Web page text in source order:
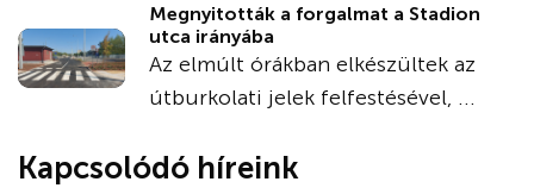
Megnyitották a forgalmat a Stadion
utca irányába
Az elmúlt órákban elkészültek az
útburkolati jelek felfestésével, ...
Kapcsolódó híreink